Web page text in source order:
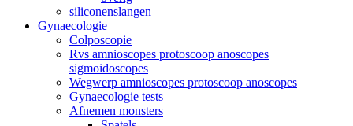
siliconenslangen
Gynaecologie
Colposcopie
Rvs amnioscopes protoscoop anoscopes
sigmoidoscopes
Wegwerp amnioscopes protoscoop anoscopes
Gynaecologie tests
Afnemen monsters